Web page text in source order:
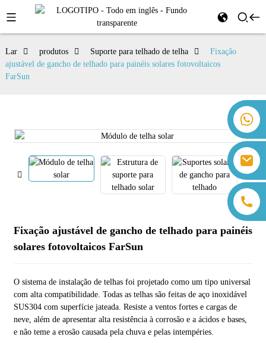
+86 13559179905 Sally Chen
+86 18806057002 Sanborn Guo
sales@farsunpv.com
sanborn.guo@farsunpv.com
Lar produtos Suporte para telhado de telha
Fixação
ajustável de gancho de telhado para painéis solares fotovoltaicos
FarSun
Fixação ajustável de gancho de telhado para painéis
solares fotovoltaicos FarSun
O sistema de instalação de telhas foi projetado como um tipo universal
com alta compatibilidade. Todas as telhas são feitas de aço inoxidável
SUS304 com superfície jateada. Resiste a ventos fortes e cargas de
neve, além de apresentar alta resistência à corrosão e a ácidos e bases,
e não teme a erosão causada pela chuva e pelas intempéries.